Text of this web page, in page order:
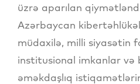
üzrə aparılan
Azərbaycan
müdaxilə, milli siyasətin
institusional imkanlar və
əməkdaşlıq